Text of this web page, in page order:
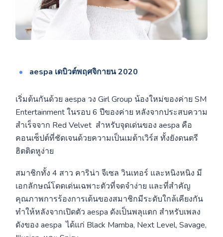
aespa เดบิวต์พฤศจิกายน 2020
เริ่มต้นกันด้วย aespa วง Girl Group น้องใหม่ของค่าย SM
Entertainment ในรอบ 6 ปีของค่าย หลังจากประสบความ
สำเร็จจาก Red Velvet สำหรับจุดเด่นของ aespa คือ
คอนเซ็ปต์ที่ชัดเจนด้วยความเป็นเมต้าเวิร์ส ทั้งยังดนตรี
ฮิตติดหูง่าย
สมาชิกทั้ง 4 สาว คาริน่า จีเซล วินเทอร์ และหนิงหนิง มี
เอกลักษณ์โดดเด่นเฉพาะตัวที่จดจำง่าย และที่สำคัญ
คุณภาพการร้องการเต้นของสมาชิกมีระดับใกล้เคียงกัน
ทำให้หลังจากเปิดตัว aespa ดังเป็นพลุแตก สำหรับเพลง
ดังของ aespa ได้แก่ Black Mamba, Next Level, Savage,